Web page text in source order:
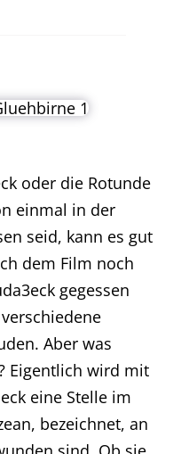
oder die Rotunde
einmal in der
seid, kann es gut
dem Film noch
gegessen
Aber was
Eigentlich wird mit
eine Stelle im
bezeichnet, an